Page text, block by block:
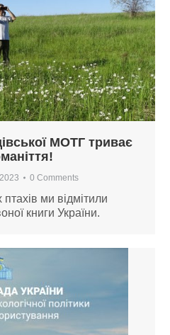
МОТГ триває
0 Comments
ми відмітили
книги України.